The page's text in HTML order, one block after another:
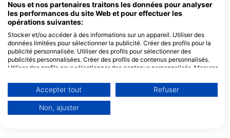
Extra Divers El Quseir,
Mövenpick Resort
Mövenpick Resort, 84712 El Quseir,
Egypte
Extra Divers Fayrouz
Three Corners Fayrouz Plaza
30 km South of Marsa Alam
Airport, 00000 Marsa Alam,
Egypte
Werner Lau
The Oasis Dive Resort, El
Concorde Moreen
Hotel Marsa Alam,
Marsa Alam, Egypte
Nous et nos partenaires traitons les données pour analyser
les performances du site Web et pour effectuer les
opérations suivantes:
Stocker et/ou accéder à des informations sur un appareil. Utiliser des
données limitées pour sélectionner la publicité. Créer des profils pour la
publicité personnalisée. Utiliser des profils pour sélectionner des
publicités personnalisées. Créer des profils de contenus personnalisés.
Utiliser des profils pour sélectionner des contenus personnalisés. Mesurer
Comprendre les publics par le biais de statistiques ou de combinaisons de
données provenant de différentes sources. Développer et améliorer les
services. Utiliser des données limitées pour sélectionner le contenu.
Vous trouverez de plus amples informations sur l'utilisation des données
Accepter tout Refuser
Non, ajuster